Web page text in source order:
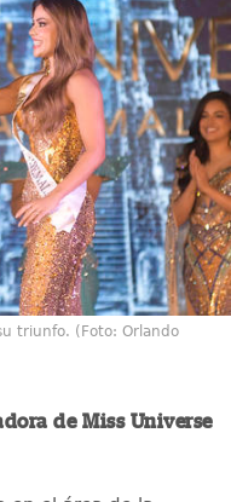
triunfo. (Foto: Orlando
de Miss Universe